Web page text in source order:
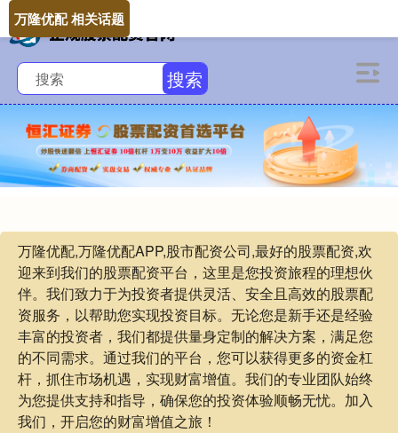
搜索
万隆优配,万隆优配APP,股市配资公司,最好的股票配资,欢
迎来到我们的股票配资平台，这里是您投资旅程的理想伙
伴。我们致力于为投资者提供灵活、安全且高效的股票配
资服务，以帮助您实现投资目标。无论您是新手还是经验
丰富的投资者，我们都提供量身定制的解决方案，满足您
的不同需求。通过我们的平台，您可以获得更多的资金杠
杆，抓住市场机遇，实现财富增值。我们的专业团队始终
为您提供支持和指导，确保您的投资体验顺畅无忧。加入
我们，开启您的财富增值之旅！
万隆优配 相关话题